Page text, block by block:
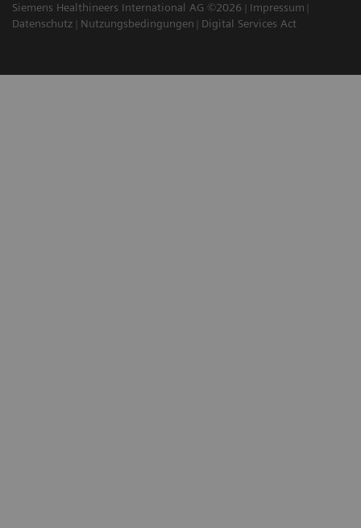
Siemens Healthineers International AG ©2026
Impressum
Datenschutz
Nutzungsbedingungen Digital Services Act